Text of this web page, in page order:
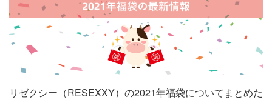
リゼクシー（RESEXXY）の2021年福袋についてまとめた